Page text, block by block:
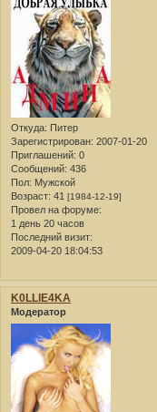
Откуда: Питер
Зарегистрирован: 2007-01-20
Приглашений: 0
Сообщений: 436
Пол: Мужской
Возраст: 41 [1984-12-19]
Провел на форуме:
1 день 20 часов
Последний визит:
2009-04-20 18:04:53
K0LLlE4KA
Модератор